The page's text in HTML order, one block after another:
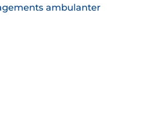
ambulanter